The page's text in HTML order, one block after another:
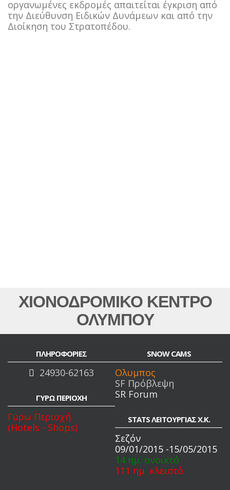
οργανωμένες εκδρομές απαιτείται έγκριση από
την Διεύθυνση Ειδικών Δυνάμεων και από την
Διοίκηση του Στρατοπέδου.
ΧΙΟΝΟΔΡΟΜΙΚΟ ΚΕΝΤΡΟ
ΟΛΥΜΠΟΥ
ΠΛΗΡΟΦΟΡΙΕΣ
24930-62163
SNOW CAMS
Ολυμπος
ΓΥΡΩ ΠΕΡΙΟΧΗ
Γύρω Περιοχή
(Hotels - Shops)
SF Πρόβλεψη
SR Forum
STATS ΛΕΙΤΟΥΡΓΙΑΣ Χ.Κ.
Σεζόν
09/01/2015 -15/05/2015
14 ημ. ανοικτό
111 ημ. κλειστό